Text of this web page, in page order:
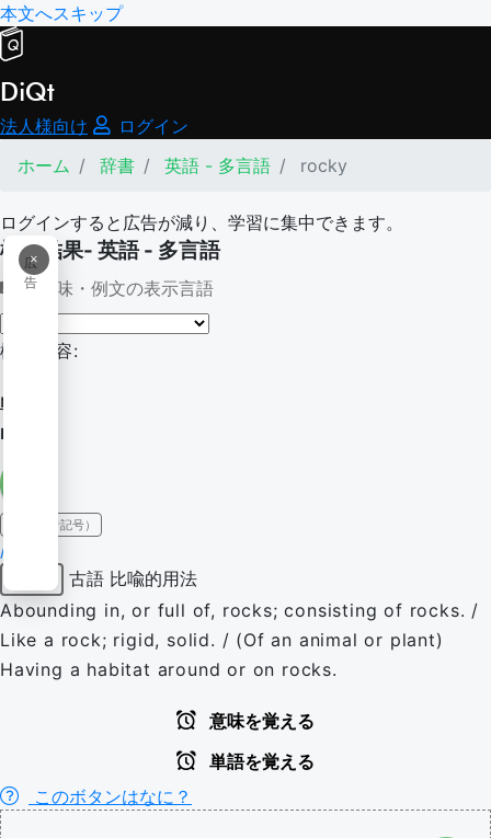
本文へスキップ
DiQt
法人様向け
ログイン
ホーム
辞書 英語 - 多言語 rocky
ログインすると広告が減り、学習に集中できます。
×
広
告
検索結果- 英語 - 多言語
意味・例文の表示言語
検索内容:
rocky
rocky
IPA（発音記号）
/ˈɹɒki/
古語 比喩的用法
Abounding in, or full of, rocks; consisting of rocks. /
Like a rock; rigid, solid. / (Of an animal or plant)
Having a habitat around or on rocks.
意味を覚える
単語を覚える
このボタンはなに？